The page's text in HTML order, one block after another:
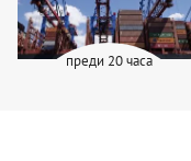
преди 20 часа